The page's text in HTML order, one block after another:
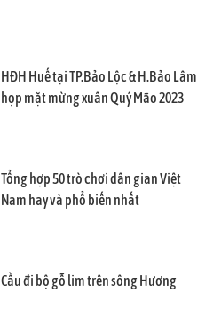
HĐH Huế tại TP.Bảo Lộc & H.Bảo Lâm
họp mặt mừng xuân Quý Mão 2023
Tổng hợp 50 trò chơi dân gian Việt
Nam hay và phổ biến nhất
Cầu đi bộ gỗ lim trên sông Hương